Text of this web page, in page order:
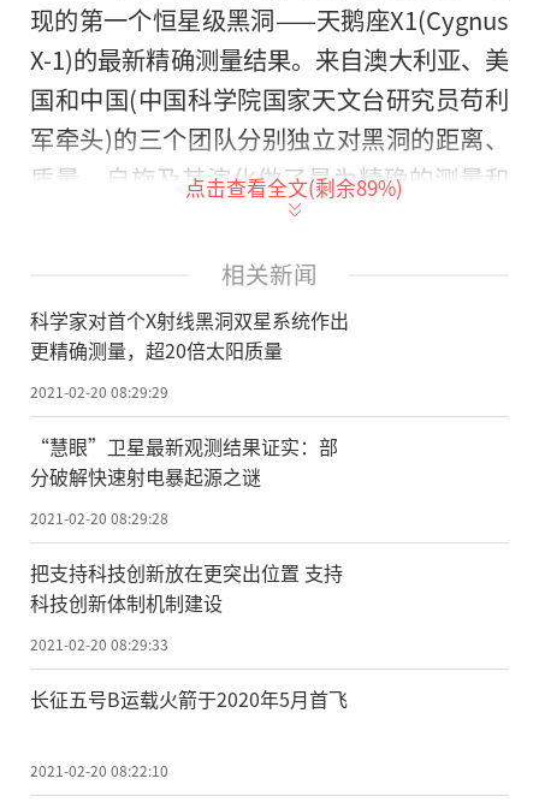
现的第一个恒星级黑洞——天鹅座X1(Cygnus
X-1)的最新精确测量结果。来自澳大利亚、美
国和中国(中国科学院国家天文台研究员苟利
军牵头)的三个团队分别独立对黑洞的距离、
质量、自旋及其演化做了最为精确的测量和
限制，发现此系统包含了一个21倍太阳质量
的黑洞，并且其自转速度极接近光速。这是
迄今发现并确认的唯一一个黑洞质量超过20
倍太阳质量且自转如此之快的X射线双星系
天鹅座X1是一个X射线双星系统，除了包
含能够产生X射线源的致密星之外，还包含一
个蓝巨星。自从这个系统在1964年被美国探
空火箭首次发现以来，其中致密天体究竟是
黑洞还是中子星的问题是高能天体物理研究
乏精确的测量。2011年，苟利军与合作者对
这颗黑洞的性质首次做了一次精确测量的尝
距离为6067光年，质量为14.8倍的太阳质
点击查看全文(剩余89%)
相关新闻
科学家对首个X射线黑洞双星系统作出
更精确测量，超20倍太阳质量
2021-02-20 08:29:29
“慧眼”卫星最新观测结果证实：部
分破解快速射电暴起源之谜
2021-02-20 08:29:28
把支持科技创新放在更突出位置 支持
科技创新体制机制建设
2021-02-20 08:29:33
长征五号B运载火箭于2020年5月首飞
2021-02-20 08:22:10